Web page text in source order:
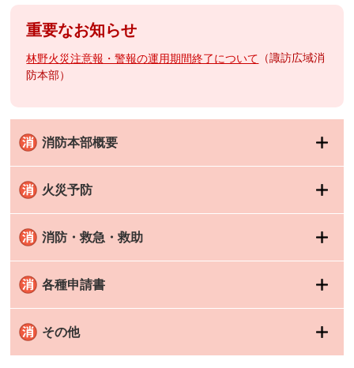
重要なお知らせ
林野火災注意報・警報の運用期間終了について
諏訪広域消
防本部
消防本部概要
火災予防
消防・救急・救助
各種申請書
その他